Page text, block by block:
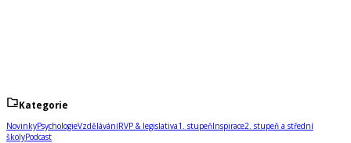
Kategorie
NovinkyPsychologieVzděláváníRVP & legislativa1. stupeňInspirace2. stupeň a střední
školyPodcast